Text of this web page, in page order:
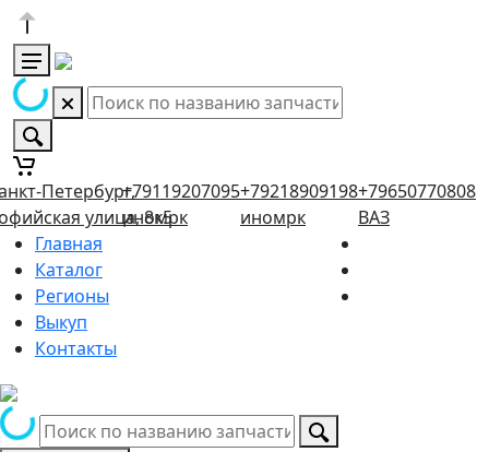
Петербург,
улица, 8к5
+79119207095
иномрк
+79218909198
иномрк
+79650770808
ВАЗ
Главная
Каталог
Регионы
Выкуп
Контакты